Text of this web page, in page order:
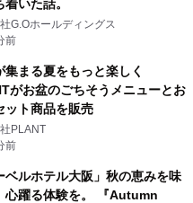
着いた話。
G.Oホールディングス
前
集まる夏をもっと楽しく
がお盆のごちそうメニューとお
ット商品を販売
PLANT
前
ベルホテル大阪」秋の恵みを味
心躍る体験を。 『Autumn